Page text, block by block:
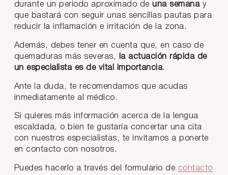
durante un periodo aproximado de una semana y
que bastará con seguir unas sencillas pautas para
reducir la inflamación e irritación de la zona.
Además, debes tener en cuenta que, en caso de
quemaduras más severas,
la actuación rápida de
un especialista es de vital importancia.
Ante la duda, te recomendamos que acudas
inmediatamente al médico.
Si quieres más información acerca de la lengua
escaldada, o bien te gustaría concertar una cita
con nuestros especialistas, te invitamos a ponerte
en contacto con nosotros.
Puedes hacerlo a través del formulario de contacto